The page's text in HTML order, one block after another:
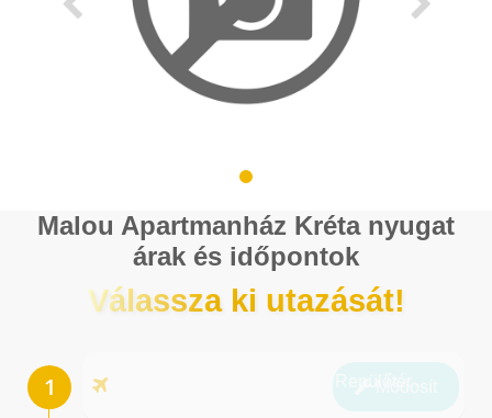
Malou Apartmanház Kréta nyugat
árak és időpontok
Válassza ki utazását!